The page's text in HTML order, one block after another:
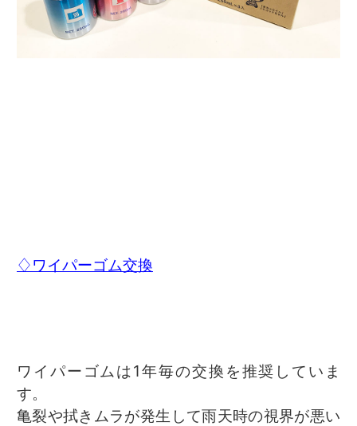
♢ワイパーゴム交換
ワイパーゴムは1年毎の交換を推奨していま
す。
亀裂や拭きムラが発生して雨天時の視界が悪い